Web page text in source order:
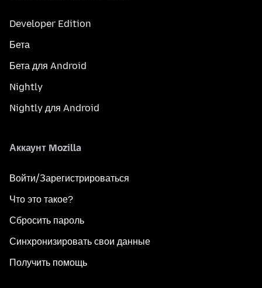
Developer Edition
Бета
Бета для Android
Nightly
Nightly для Android
Аккаунт Mozilla
Войти/Зарегистрироваться
Что это такое?
Сбросить пароль
Синхронизировать свои данные
Получить помощь